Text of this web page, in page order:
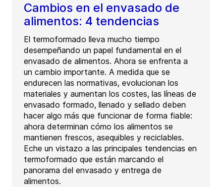
Cambios en el envasado de
alimentos: 4 tendencias
El termoformado lleva mucho tiempo
desempeñando un papel fundamental en el
envasado de alimentos. Ahora se enfrenta a
un cambio importante. A medida que se
endurecen las normativas, evolucionan los
materiales y aumentan los costes, las líneas de
envasado formado, llenado y sellado deben
hacer algo más que funcionar de forma fiable:
ahora determinan cómo los alimentos se
mantienen frescos, asequibles y reciclables.
Eche un vistazo a las principales tendencias en
termoformado que están marcando el
panorama del envasado y entrega de
alimentos.